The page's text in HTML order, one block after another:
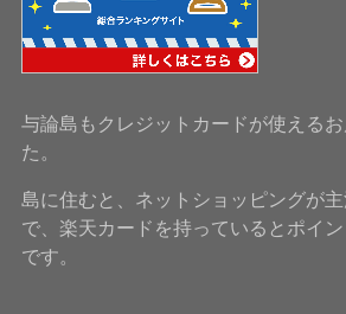
与論島もクレジットカードが使える
た。
島に住むと、ネットショッピングが
で、楽天カードを持っているとポイ
です。